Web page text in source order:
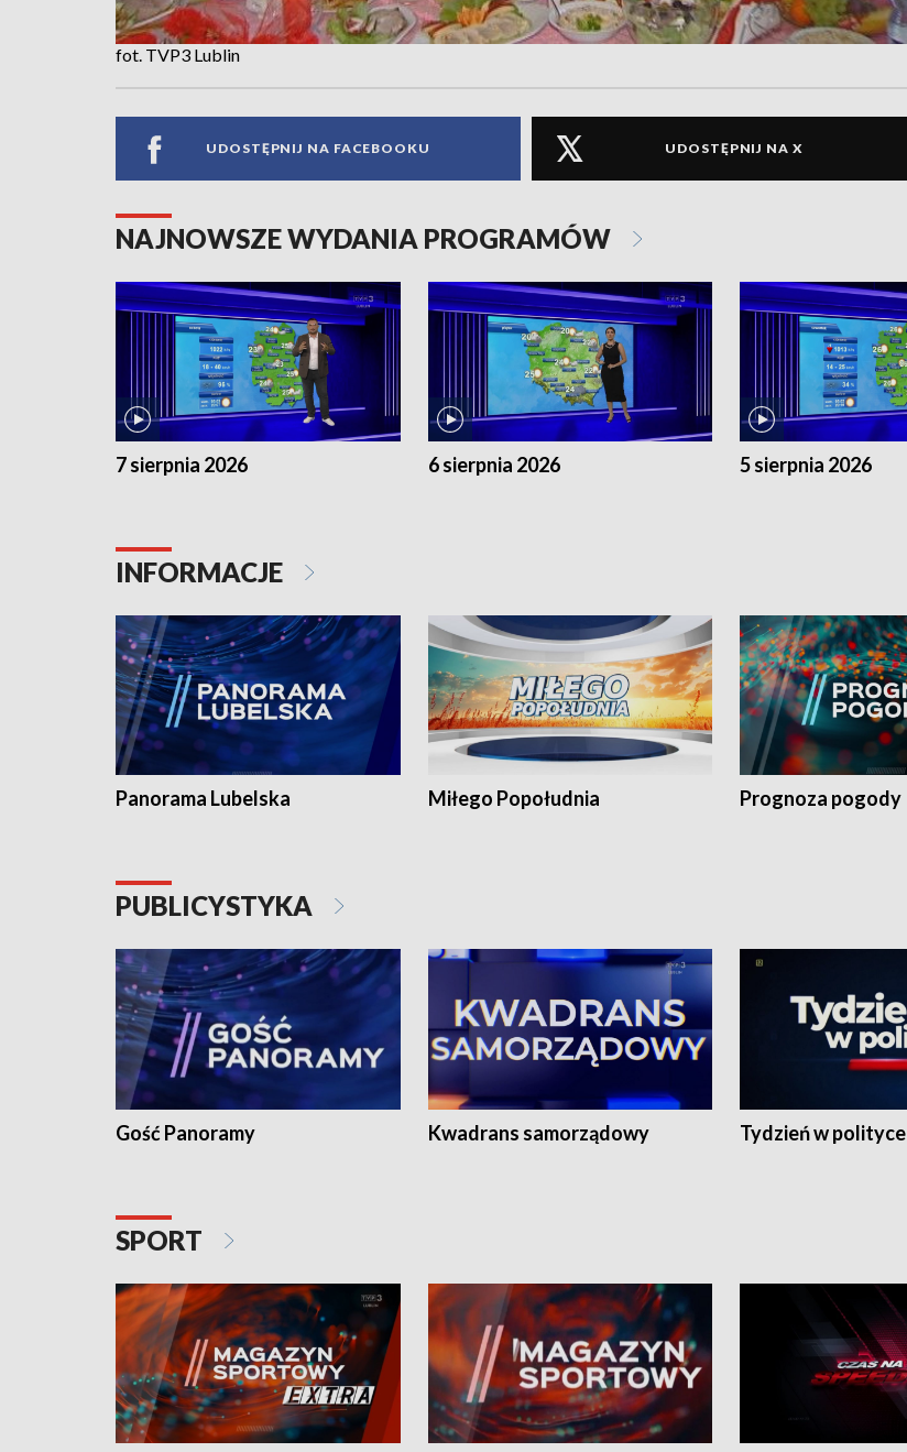
fot. TVP3 Lublin
UDOSTĘPNIJ NA FACEBOOKU UDOSTĘPNIJ NA X
NAJNOWSZE WYDANIA PROGRAMÓW
7 sierpnia 2026 6 sierpnia 2026 5 sierpnia 2026
INFORMACJE
Panorama Lubelska Miłego Popołudnia Prognoza pogody
PUBLICYSTYKA
Gość Panoramy Kwadrans samorządowy Tydzień w polityce
SPORT